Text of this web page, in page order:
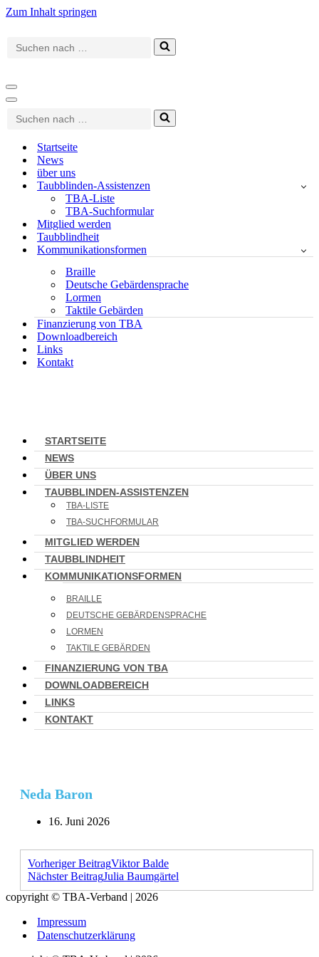
Zum Inhalt springen
Suchen
nach …
Navigationsmenü
Navigationsmenü
Suchen
nach …
Startseite
News
über uns
Taubblinden-Assistenzen
TBA-Liste
TBA-Suchformular
Mitglied werden
Taubblindheit
Kommunikationsformen
Braille
Deutsche Gebärdensprache
Lormen
Taktile Gebärden
Finanzierung von TBA
Downloadbereich
Links
Kontakt
STARTSEITE
NEWS
ÜBER UNS
TAUBBLINDEN-ASSISTENZEN
TBA-LISTE
TBA-SUCHFORMULAR
MITGLIED WERDEN
TAUBBLINDHEIT
KOMMUNIKATIONSFORMEN
BRAILLE
DEUTSCHE GEBÄRDENSPRACHE
LORMEN
TAKTILE GEBÄRDEN
FINANZIERUNG VON TBA
DOWNLOADBEREICH
LINKS
KONTAKT
Neda Baron
16. Juni 2026
Vorheriger BeitragViktor Balde
Nächster BeitragJulia Baumgärtel
copyright © TBA-Verband | 2026
Impressum
Datenschutzerklärung